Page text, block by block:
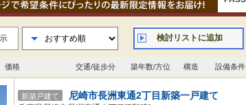
検討リストに追加
価格 交通/徒歩分 築年数/方位 構造 設備条件
新築戸建て 尼崎市長洲東通2丁目新築一戸建て